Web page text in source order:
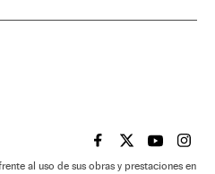
EL PAÍS BRASIL EN
EL PAÍSEL PAÍS
EL
al uso de sus obras y prestaciones en